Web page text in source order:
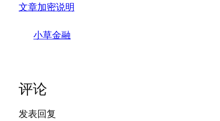
文章加密说明
小草金融
评论
发表回复